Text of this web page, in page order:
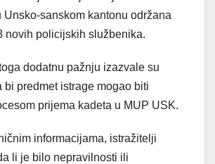
Unsko-sanskom kantonu održana
novih policijskih službenika.
dodatnu pažnju izazvale su
bi predmet istrage mogao biti
prijema kadeta u MUP USK.
informacijama, istražitelji
li je bilo nepravilnosti ili